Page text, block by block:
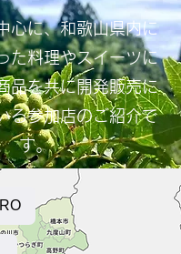
心に、和歌山県内に
た料理やスイーツに
品を共に開発販売に
る参加店のご紹介で
す​。